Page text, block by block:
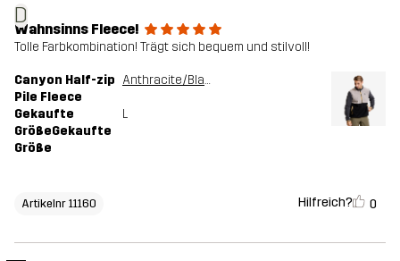
D
Wahnsinns Fleece!
Tolle Farbkombination! Trägt sich bequem und stilvoll!
Canyon Half-zip
Pile Fleece
Anthracite/Black
Gekaufte
GrößeGekaufte
Größe
L
Artikelnr 11160 Hilfreich? 0